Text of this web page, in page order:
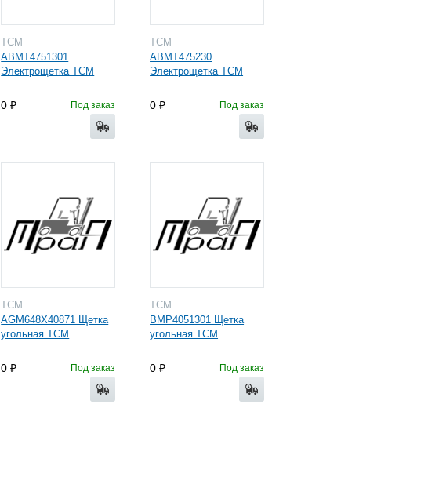
TCM
ABMT4751301
Электрощетка TCM
0 Под заказ
TCM
ABMT475230
Электрощетка TCM
0 Под заказ
TCM
AGM648X40871 Щетка
угольная TCM
0 Под заказ
TCM
BMP4051301 Щетка
угольная TCM
0 Под заказ